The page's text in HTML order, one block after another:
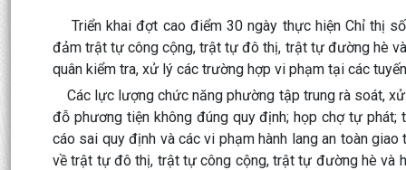
Triển khai đợt cao điểm 30 ngày thực hiện Chỉ thị
đảm trật tự công cộng, trật tự đô thị, trật tự đường hè
quân kiểm tra, xử lý các trường hợp vi phạm tại các
Các lực lượng chức năng phường tập trung rà soát,
đỗ phương tiện không đúng quy định; họp chợ tự
cáo sai quy định và các vi phạm hành lang an toàn
về trật tự đô thị, trật tự công cộng, trật tự đường hè và